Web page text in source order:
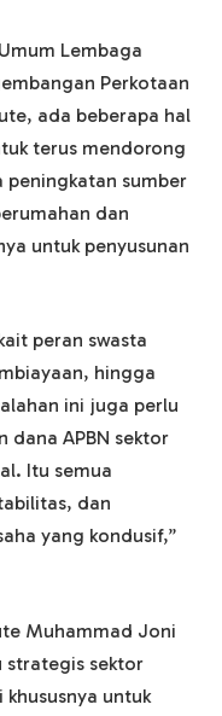
Lembaga
Perkotaan
ada beberapa hal
terus mendorong
peningkatan sumber
dan
untuk penyusunan
peran swasta
hingga
ini juga perlu
dana APBN sektor
Itu semua
dan
yang kondusif,”
Muhammad Joni
strategis sektor
untuk